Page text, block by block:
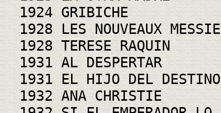
1924 GRIBICHE
1928 LES NOUVEAUX
1928 TERESE RAQUIN
1931 AL DESPERTAR
1931 EL HIJO DEL DESTINO
1932 ANA CHRISTIE